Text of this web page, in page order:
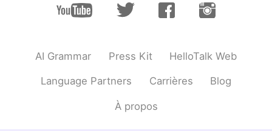
これからページをめ って 新しい章
新しい人生のページをめ く って 、プロ
ローグを 紡ぎ 始めます
AI Grammar Press Kit HelloTalk Web
Language Partners Carrières Blog
À propos